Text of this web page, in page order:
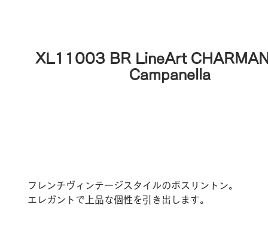
XL11003 BR LineArt
Campanella
フレンチヴィンテージスタイルのボスリントン。
エレガントで上品な個性を引き出します。